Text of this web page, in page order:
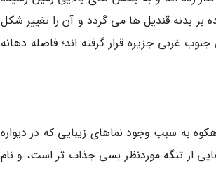
بدنه قندیل ها می گردد و آن را تغییر شکل
در بخش انتهایی جنوب غربی جزیره قرار گرفته اند؛ فاصله دهانه
به سبب وجود نماهای زیبایی که در دیواره
از تنگه موردنظر بسی جذاب تر است، و نام